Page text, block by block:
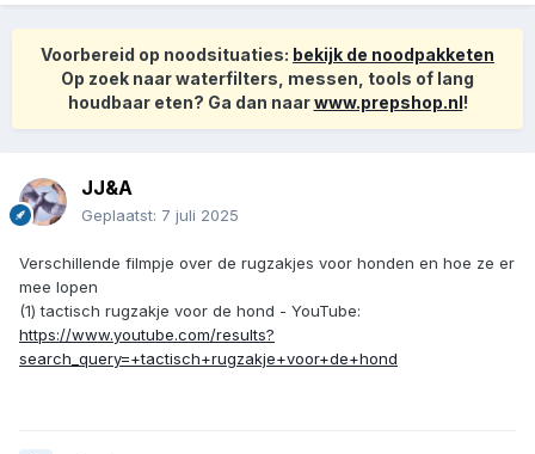
Voorbereid op noodsituaties: bekijk de noodpakketen
Op zoek naar waterfilters, messen, tools of lang
houdbaar eten? Ga dan naarwww.prepshop.nl!
JJ&A
Geplaatst: 7 juli 2025
Verschillende filmpje over de rugzakjes voor honden en hoe ze er
mee lopen
(1) tactisch rugzakje voor de hond - YouTube:
https://www.youtube.com/results?
search_query=+tactisch+rugzakje+voor+de+hond